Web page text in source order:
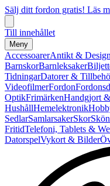
Sälj ditt fordon gratis! Läs
Till innehållet
Meny
AccessoarerAntikt & Design
BarnskorBarnleksaker
TidningarDatorer &
VideofilmerFordon
OptikFrimärkenHandgjort
HushållHemelektronik
SedlarSamlarsakerSkor
FritidTelefoni, Tablets &
DatorspelVykort & Bilder